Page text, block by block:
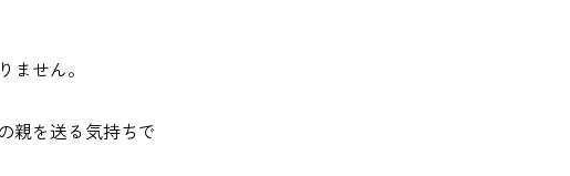
ません。
親を送る気持ちで